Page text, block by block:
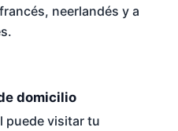
neerlandés y a
domicilio
puede visitar tu